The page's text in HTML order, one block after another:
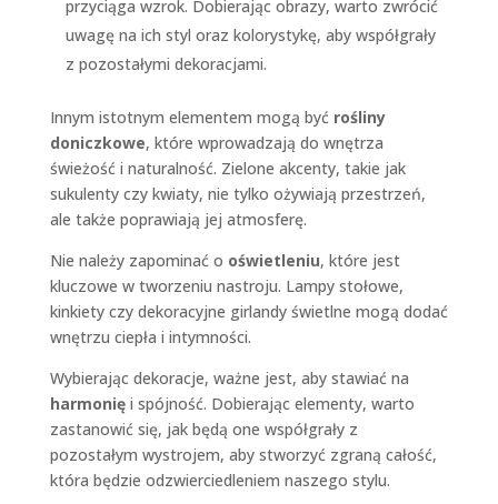
przyciąga wzrok. Dobierając obrazy, warto zwrócić
uwagę na ich styl oraz kolorystykę, aby współgrały
z pozostałymi dekoracjami.
Innym istotnym elementem mogą być rośliny
doniczkowe, które wprowadzają do wnętrza
świeżość i naturalność. Zielone akcenty, takie jak
sukulenty czy kwiaty, nie tylko ożywiają przestrzeń,
ale także poprawiają jej atmosferę.
Nie należy zapominać o oświetleniu, które jest
kluczowe w tworzeniu nastroju. Lampy stołowe,
kinkiety czy dekoracyjne girlandy świetlne mogą dodać
wnętrzu ciepła i intymności.
Wybierając dekoracje, ważne jest, aby stawiać na
harmonięi spójność. Dobierając elementy, warto
zastanowić się, jak będą one współgrały z
pozostałym wystrojem, aby stworzyć zgraną całość,
która będzie odzwierciedleniem naszego stylu.